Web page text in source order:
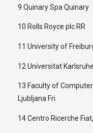
9 Quinary Spa Quinary
10 Rolls Royce plc RR
11 University of
12 Universitat
13 Faculty of
Ljubljana Fri
14 Centro Ricerche